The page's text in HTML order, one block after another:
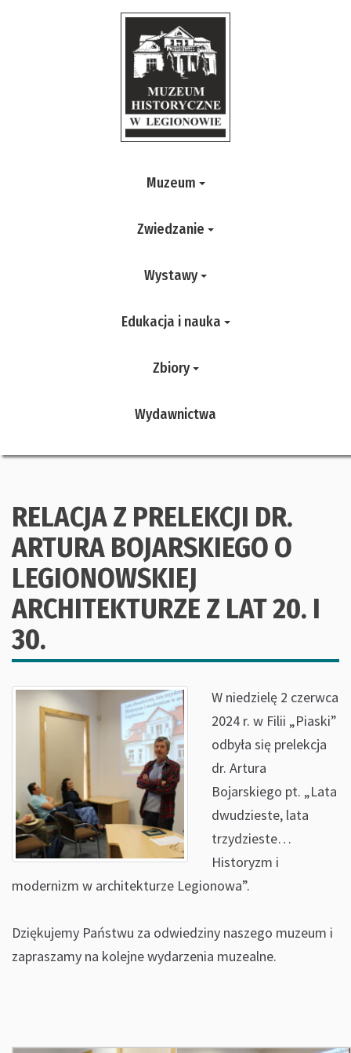
Muzeum
Zwiedzanie
Wystawy
Edukacja i nauka
Zbiory
Wydawnictwa
RELACJA Z PRELEKCJI DR.
ARTURA BOJARSKIEGO O
LEGIONOWSKIEJ
ARCHITEKTURZE Z LAT 20. I
30.
W niedzielę 2 czerwca
2024 r. w Filii „Piaski”
odbyła się prelekcja
dr. Artura
Bojarskiego pt. „Lata
dwudzieste, lata
trzydzieste…
Historyzm i
modernizm w architekturze Legionowa”.
Dziękujemy Państwu za odwiedziny naszego muzeum i
zapraszamy na kolejne wydarzenia muzealne.